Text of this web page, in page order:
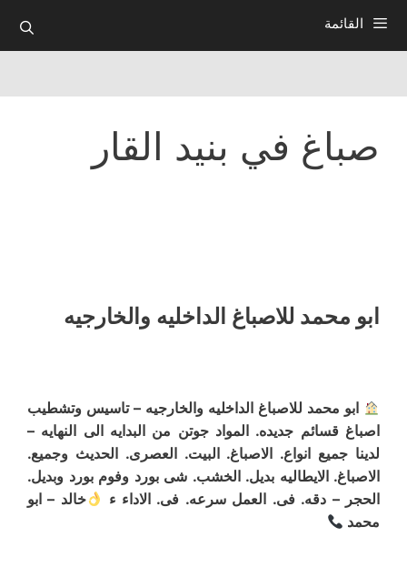
القائمة
صباغ في بنيد القار
ابو محمد للاصباغ الداخليه والخارجيه
ابو محمد للاصباغ الداخليه والخارجيه – تاسيس وتشطيب
اصباغ قسائم جديده. المواد جوتن من البدايه الى النهايه –
لدينا جميع انواع. الاصباغ. البيت. العصرى. الحديث وجميع.
الاصباغ. الايطاليه بديل. الخشب. شى بورد وفوم بورد وبديل.
الحجر – دقه. فى. العمل سرعه. فى. الاداء ء
خالد – ابو
محمد